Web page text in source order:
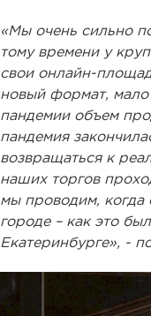
«Мы очень сильно
тому времени у
свои онлайн-
новый формат, мало
пандемии объем
пандемия
возвращаться к
наших торгов
мы проводим, когда
городе – как это
Екатеринбурге», -